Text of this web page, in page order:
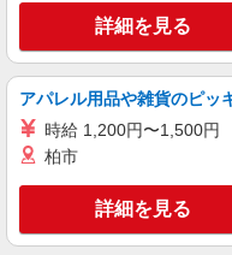
株式会社エースリーサービス
マンシ
時給
大阪
パート
有限会社クリーンテック
詳細を見る
アパレル用品や雑貨のピッ
時給 1,200円〜1,500円
柏市
詳細を見る